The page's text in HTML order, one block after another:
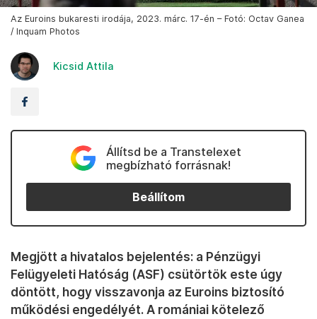
Az Euroins bukaresti irodája, 2023. márc. 17-én – Fotó: Octav Ganea
/ Inquam Photos
Kicsid Attila
Állítsd be a Transtelexet
megbízható forrásnak!
Beállítom
Megjött a hivatalos bejelentés: a Pénzügyi
Felügyeleti Hatóság (ASF) csütörtök este úgy
döntött, hogy visszavonja az Euroins biztosító
működési engedélyét. A romániai kötelező